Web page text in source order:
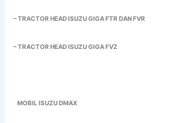
– TRACTOR HEAD ISUZU GIGA FTR DAN FVR
– TRACTOR HEAD ISUZU GIGA FVZ
MOBIL ISUZU DMAX